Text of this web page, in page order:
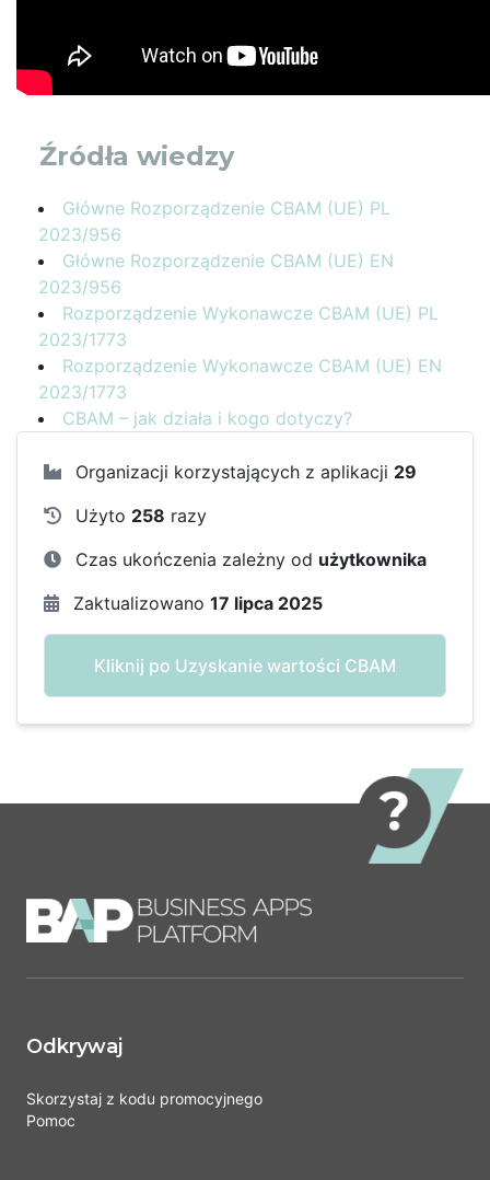
Źródła wiedzy
Główne Rozporządzenie CBAM (UE) PL
2023/956
Główne Rozporządzenie CBAM (UE) EN
2023/956
Rozporządzenie Wykonawcze CBAM (UE) PL
2023/1773
Rozporządzenie Wykonawcze CBAM (UE) EN
2023/1773
CBAM – jak działa i kogo dotyczy?
Organizacji korzystających z aplikacji 29
Użyto 258 razy
Czas ukończenia zależny od użytkownika
Zaktualizowano 17 lipca 2025
Kliknij po Uzyskanie wartości CBAM
Odkrywaj
Skorzystaj z kodu promocyjnego
Pomoc